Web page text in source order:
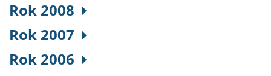
Rok 2008
Rok 2007
Rok 2006